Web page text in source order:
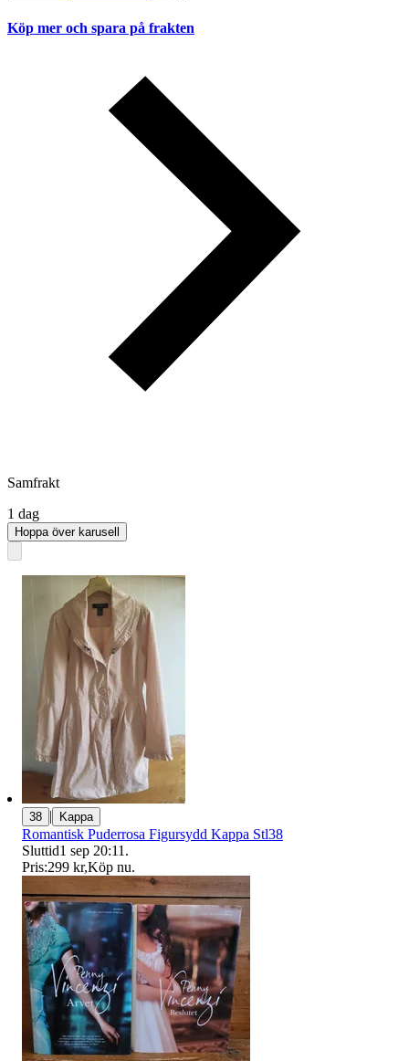
Köp mer och spara på frakten
Samfrakt
1 dag
Hoppa över karusell
38 | Kappa
Romantisk Puderrosa Figursydd Kappa Stl38
Sluttid1 sep 20:11 .
Pris:299 kr,Köp nu.